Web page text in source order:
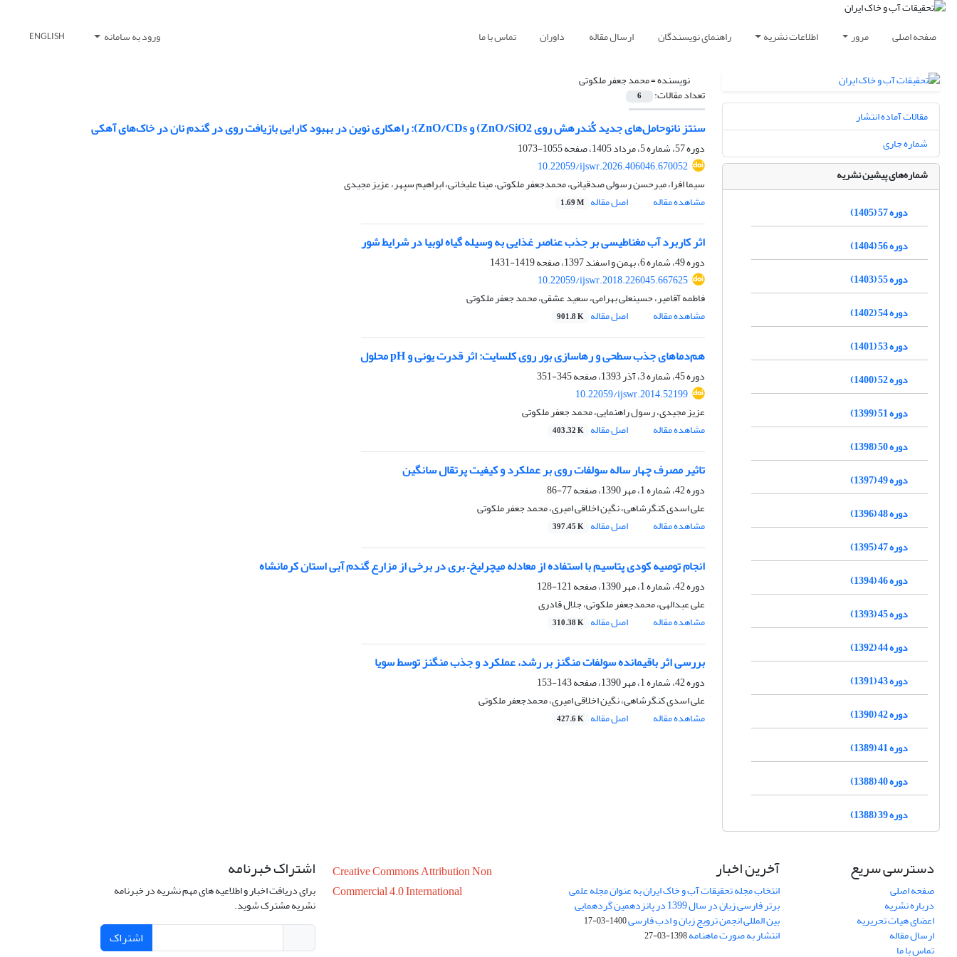
صفحه اصلی مرور اطلاعات نشریه راهنمای نویسندگان ارسال مقاله داوران تماس با ما ورود به سامانه ENGLISH
نویسنده =محمد جعفر ملکوتی
تعداد مقالات: 6
سنتز نانوحامل‌های جدید کُندرهش روی ZnO/SiO2) و ZnO/CDs): راهکاری نوین در بهبود کارایی بازیافت روی در گندم نان در خاک‌های آهکی
دوره 57، شماره 5، مرداد 1405، صفحه
1055-1073
10.22059/ijswr.2026.406046.670052
سیما افرا، میرحسن رسولی صدقیانی، محمدجعفر ملکوتی، مینا علیخانی، ابراهیم سپهر، عزیز مجیدی
مشاهده مقاله
اصل مقاله 1.69 M
اثر کاربرد آب مغناطیسی بر جذب عناصر غذایی به وسیله گیاه لوبیا در شرایط شور
دوره 49، شماره 6، بهمن و اسفند 1397، صفحه
1419-1431
10.22059/ijswr.2018.226045.667625
فاطمه آقامیر، حسینعلی بهرامی، سعید عشقی، محمد جعفر ملکوتی
مشاهده مقاله
اصل مقاله 901.8 K
هم‌دماهای جذب سطحی و رهاسازی بور روی کلسایت: اثر قدرت یونی و pH محلول
دوره 45، شماره 3، آذر 1393، صفحه
345-351
10.22059/ijswr.2014.52199
عزیز مجیدی، رسول راهنمایی، محمد جعفر ملکوتی
مشاهده مقاله
اصل مقاله 403.32 K
تاثیر مصرف چهار ساله سولفات روی بر عملکرد و کیفیت پرتقال سانگین
دوره 42، شماره 1، مهر 1390، صفحه
77-86
علی اسدی کنگرشاهی، نگین اخلاقی امیری، محمد جعفر ملکوتی
مشاهده مقاله
اصل مقاله 397.45 K
انجام توصیه کودی پتاسیم با استفاده از معادله میچرلیخ– بری در برخی از مزارع گندم آبی استان کرمانشاه
دوره 42، شماره 1، مهر 1390، صفحه
121-128
علی عبدالهی، محمدجعفر ملکوتی، جلال قادری
مشاهده مقاله
اصل مقاله 310.38 K
بررسی اثر باقیمانده سولفات منگنز بر رشد، عملکرد و جذب منگنز توسط سویا
دوره 42، شماره 1، مهر 1390، صفحه
143-153
علی اسدی کنگرشاهی، نگین اخلاقی امیری، محمدجعفر ملکوتی
مشاهده مقاله
اصل مقاله 427.6 K
مقالات آماده انتشار
شماره جاری
شماره‌های پیشین نشریه
دوره 57 (1405)
دوره 56 (1404)
دوره 55 (1403)
دوره 54 (1402)
دوره 53 (1401)
دوره 52 (1400)
دوره 51 (1399)
دوره 50 (1398)
دوره 49 (1397)
دوره 48 (1396)
دوره 47 (1395)
دوره 46 (1394)
دوره 45 (1393)
دوره 44 (1392)
دوره 43 (1391)
دوره 42 (1390)
دوره 41 (1389)
دوره 40 (1388)
دوره 39 (1388)
دسترسی سریع
صفحه اصلی
درباره نشریه
اعضای هیات تحریریه
ارسال مقاله
تماس با ما
آخرین اخبار
انتخاب مجله تحقیقات آب و خاک ایران به عنوان مجله علمی
برتر فارسی زبان در سال 1399 در پانزدهمین گردهمایی
بین المللی انجمن ترویج زبان و ادب فارسی1400-03-17
انتشار به صورت ماهنامه1398-03-27
Creative Commons Attribution Non
Commercial 4.0 International
اشتراک خبرنامه
برای دریافت اخبار و اطلاعیه های مهم نشریه در خبرنامه
نشریه مشترک شوید.
اشتراک